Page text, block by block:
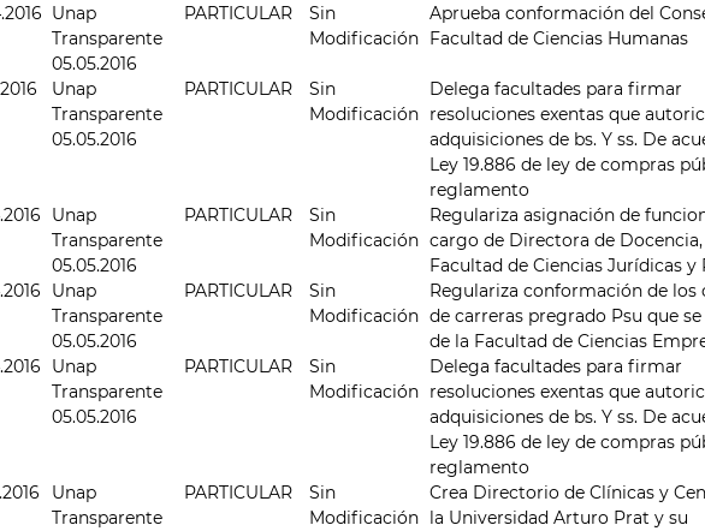
Unap
Transparente
05.05.2016
PARTICULAR
Sin
Modificación
Aprueba conformación del
Facultad de Ciencias Humanas
Unap
Transparente
05.05.2016
PARTICULAR
Sin
Modificación
Delega facultades para firmar
resoluciones exentas que
adquisiciones de bs. Y ss. De
Ley 19.886 de ley de compras
reglamento
Unap
Transparente
05.05.2016
PARTICULAR
Sin
Modificación
Regulariza asignación de
cargo de Directora de Docencia,
Facultad de Ciencias Jurídicas y
Unap
Transparente
05.05.2016
PARTICULAR
Sin
Modificación
Regulariza conformación de los
de carreras pregrado Psu que
de la Facultad de Ciencias
Unap
Transparente
05.05.2016
PARTICULAR
Sin
Modificación
Delega facultades para firmar
resoluciones exentas que
adquisiciones de bs. Y ss. De
Ley 19.886 de ley de compras
reglamento
Unap
Transparente
PARTICULAR
Sin
Modificación
Crea Directorio de Clínicas y
la Universidad Arturo Prat y su